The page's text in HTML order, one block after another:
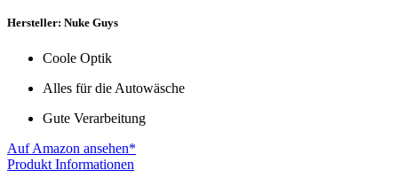
Hersteller: Nuke Guys
Coole Optik
Alles für die Autowäsche
Gute Verarbeitung
Auf Amazon ansehen*
Produkt Informationen